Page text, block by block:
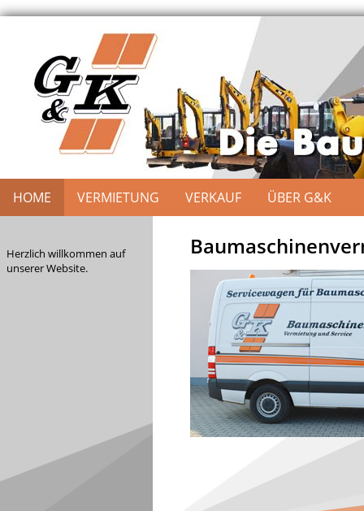
HOME VERMIETUNG VERKAUF ÜBER G&K
Herzlich willkommen auf
unserer Website.